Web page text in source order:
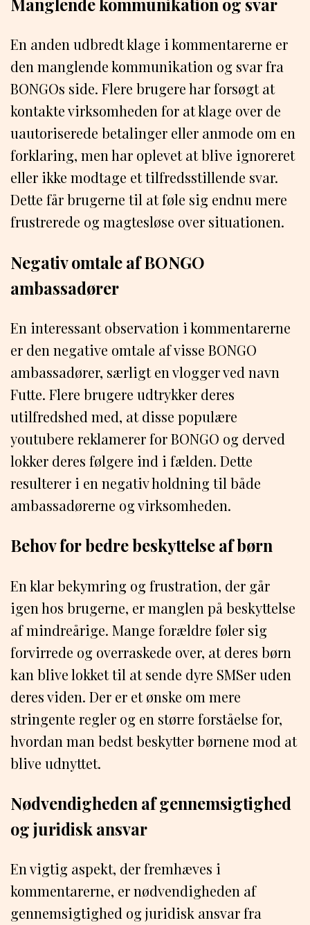
Manglende kommunikation og svar
En anden udbredt klage i kommentarerne er
den manglende kommunikation og svar fra
BONGOs side. Flere brugere har forsøgt at
kontakte virksomheden for at klage over de
uautoriserede betalinger eller anmode om en
forklaring, men har oplevet at blive ignoreret
eller ikke modtage et tilfredsstillende svar.
Dette får brugerne til at føle sig endnu mere
frustrerede og magtesløse over situationen.
Negativ omtale af BONGO
ambassadører
En interessant observation i kommentarerne
er den negative omtale af visse BONGO
ambassadører, særligt en vlogger ved navn
Futte. Flere brugere udtrykker deres
utilfredshed med, at disse populære
youtubere reklamerer for BONGO og derved
lokker deres følgere ind i fælden. Dette
resulterer i en negativ holdning til både
ambassadørerne og virksomheden.
Behov for bedre beskyttelse af børn
En klar bekymring og frustration, der går
igen hos brugerne, er manglen på beskyttelse
af mindreårige. Mange forældre føler sig
forvirrede og overraskede over, at deres børn
kan blive lokket til at sende dyre SMSer uden
deres viden. Der er et ønske om mere
stringente regler og en større forståelse for,
hvordan man bedst beskytter børnene mod at
blive udnyttet.
Nødvendigheden af gennemsigtighed
og juridisk ansvar
En vigtig aspekt, der fremhæves i
kommentarerne, er nødvendigheden af
gennemsigtighed og juridisk ansvar fra